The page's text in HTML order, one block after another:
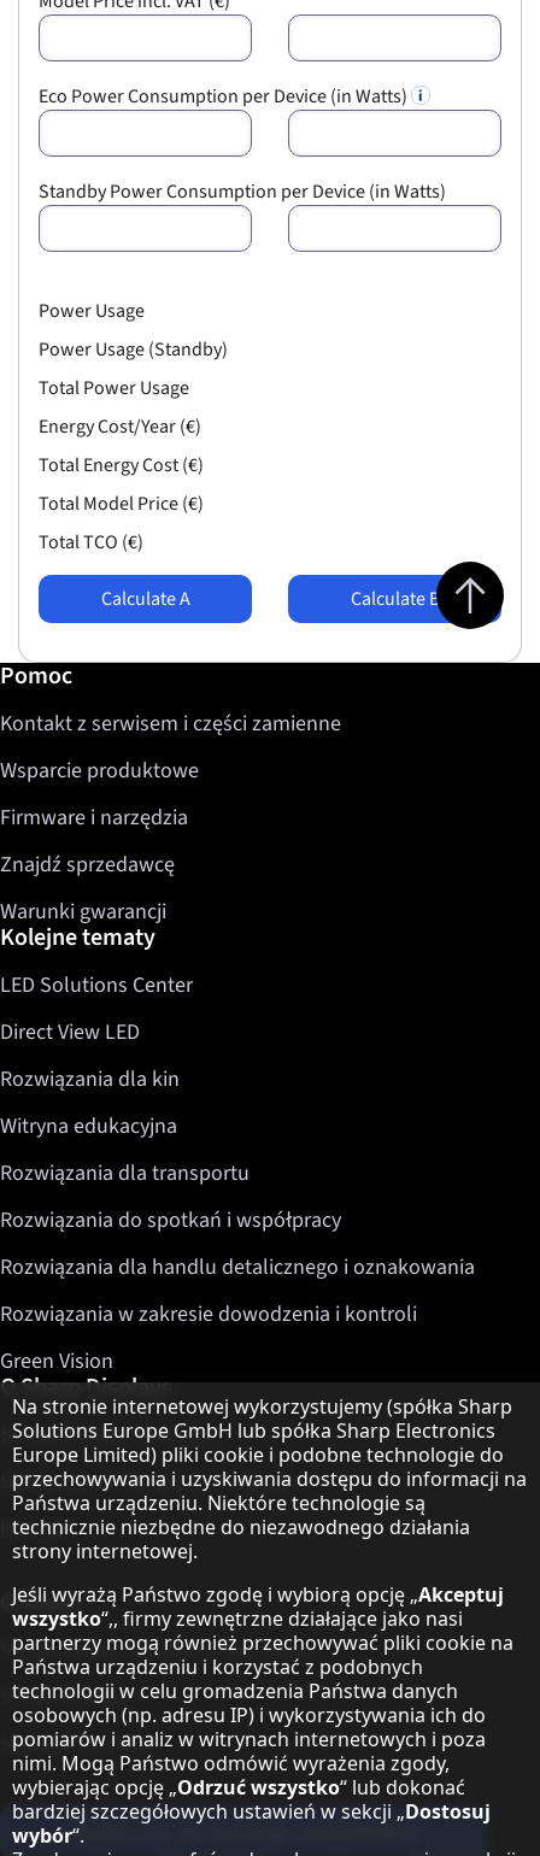
Eco Power Consumption per Device (in Watts)
Standby Power Consumption per Device (in Watts)
Power Usage
Power Usage (Standby)
Total Power Usage
Energy Cost/Year (€)
Total Energy Cost (€)
Total Model Price (€)
Total TCO (€)
Calculate A Calculate B
Jump to top
Dalsze informacje / Pomoc
Pomoc
Kontakt z serwisem i części zamienne
Wsparcie produktowe
Firmware i narzędzia
Znajdź sprzedawcę
Warunki gwarancji
Kolejne tematy
LED Solutions Center
Direct View LED
Rozwiązania dla kin
Witryna edukacyjna
Rozwiązania dla transportu
Rozwiązania do spotkań i współpracy
Rozwiązania dla handlu detalicznego i oznakowania
Rozwiązania w zakresie dowodzenia i kontroli
Green Vision
O Sharp Displays
Sharp Display Solutions
Sharp Global Customer Program
Kontakt
O Sharp
Sharp Europe (Sharp for Business)
Sharp Printers
Sharp IT Services
Zapisz się do naszego newslettera
Informacja o ochronie danych
Na stronie internetowej wykorzystujemy (spółka Sharp
Solutions Europe GmbH lub spółka Sharp Electronics
Europe Limited) pliki cookie i podobne technologie do
przechowywania i uzyskiwania dostępu do informacji na
Państwa urządzeniu. Niektóre technologie są
technicznie niezbędne do niezawodnego działania
strony internetowej.
Jeśli wyrażą Państwo zgodę i wybiorą opcję „Akceptuj
wszystko“,, firmy zewnętrzne działające jako nasi
partnerzy mogą również przechowywać pliki cookie na
Państwa urządzeniu i korzystać z podobnych
technologii w celu gromadzenia Państwa danych
osobowych (np. adresu IP) i wykorzystywania ich do
pomiarów i analiz w witrynach internetowych i poza
nimi. Mogą Państwo odmówić wyrażenia zgody,
wybierając opcję „Odrzuć wszystko“ lub dokonać
bardziej szczegółowych ustawień w sekcji „Dostosuj
wybór“.